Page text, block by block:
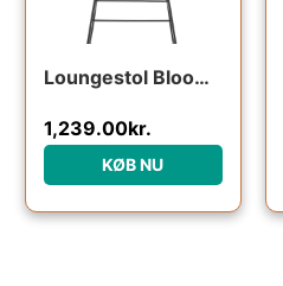
Loungestol Bloomingville Collin polyrattan rattan-look jernstel natur
1,239.00kr.
KØB NU